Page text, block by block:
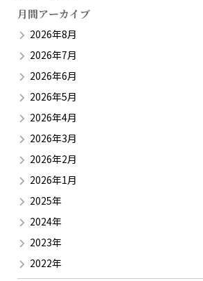
月間アーカイブ
2026年8月
2026年7月
2026年6月
2026年5月
2026年4月
2026年3月
2026年2月
2026年1月
2025年
2024年
2023年
2022年